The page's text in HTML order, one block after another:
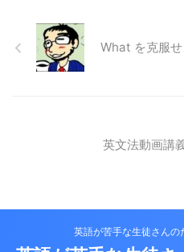
What を克服せ
英文法動画講
英語が苦手な生徒さん